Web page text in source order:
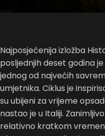
Najposjećenija izložba
posljednjih deset godina je
jednog od najvećih
umjetnika. Ciklus je
su ubijeni za vrijeme
nastao je u Italiji.
relativno kratkom